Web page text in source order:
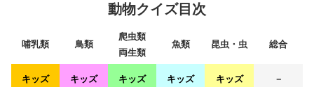
動物クイズ目次
哺乳類 鳥類
爬虫類
両生類
魚類 昆虫・虫 総合
キッズ キッズ キッズ キッズ キッズ －